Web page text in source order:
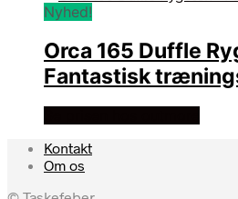
Nyhed!
Orca 165 Duffle
Fantastisk
Kontakt
Om os